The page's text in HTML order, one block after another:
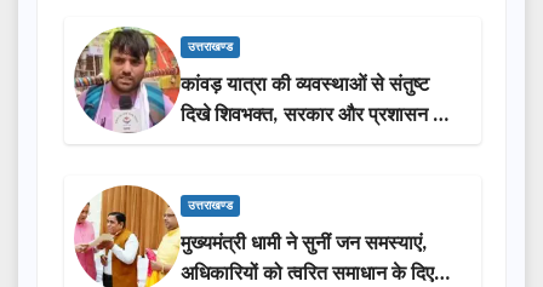
उत्तराखण्ड
कांवड़ यात्रा की व्यवस्थाओं से संतुष्ट
दिखे शिवभक्त, सरकार और प्रशासन की
सराहना…
उत्तराखण्ड
मुख्यमंत्री धामी ने सुनीं जन समस्याएं,
अधिकारियों को त्वरित समाधान के दिए